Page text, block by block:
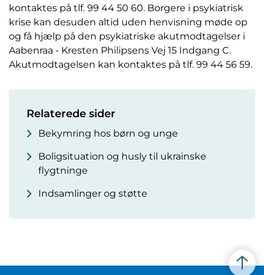
kontaktes på tlf. 99 44 50 60. Borgere i psykiatrisk
krise kan desuden altid uden henvisning møde op
og få hjælp på den psykiatriske akutmodtagelser i
Aabenraa - Kresten Philipsens Vej 15 Indgang C.
Akutmodtagelsen kan kontaktes på tlf. 99 44 56 59.
Relaterede sider
Bekymring hos børn og unge
Boligsituation og husly til ukrainske
flygtninge
Indsamlinger og støtte